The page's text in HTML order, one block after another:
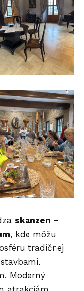
skanzen –
, kde môžu
tradičnej
Moderný